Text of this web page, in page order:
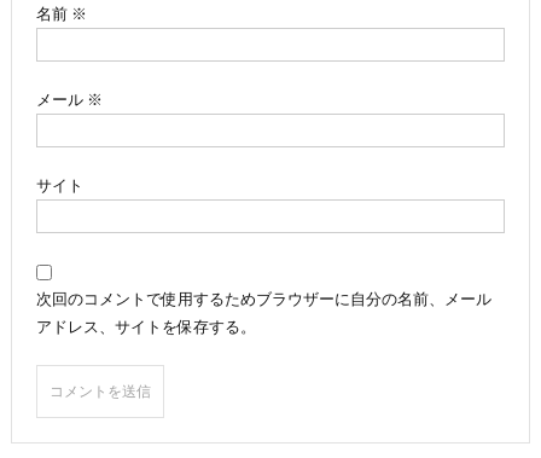
名前 ※
メール ※
サイト
次回のコメントで使用するためブラウザーに自分の名前、メール
アドレス、サイトを保存する。